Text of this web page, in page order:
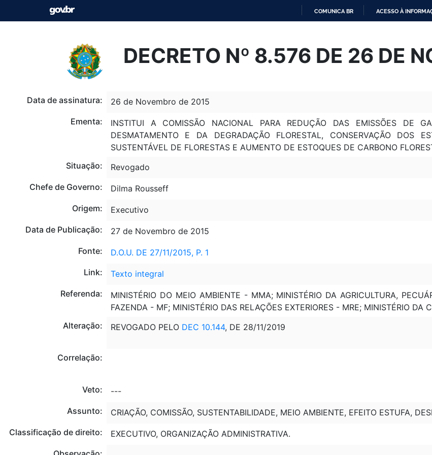
O
CONTEÚDO
COMUNICA BR ACESSO À
DECRETO Nº 8.576 DE 26 DE
Data de assinatura:
26 de Novembro de 2015
Ementa:
INSTITUI A COMISSÃO NACIONAL PARA REDUÇÃO DAS EMISSÕES DE
DESMATAMENTO E DA DEGRADAÇÃO FLORESTAL, CONSERVAÇÃO DOS
SUSTENTÁVEL DE FLORESTAS E AUMENTO DE ESTOQUES DE CARBONO
Situação:
Revogado
Chefe de Governo:
Dilma Rousseff
Origem:
Executivo
Data de Publicação:
27 de Novembro de 2015
Fonte:
D.O.U. DE 27/11/2015, P. 1
Link:
Texto integral
Referenda:
MINISTÉRIO DO MEIO AMBIENTE - MMA; MINISTÉRIO DA AGRICULTURA,
FAZENDA - MF; MINISTÉRIO DAS RELAÇÕES EXTERIORES - MRE; MINISTÉRIO DA
Alteração:
REVOGADO PELO DEC 10.144, DE 28/11/2019
Correlação:
Veto:
---
Assunto:
CRIAÇÃO, COMISSÃO, SUSTENTABILIDADE, MEIO AMBIENTE, EFEITO ESTUFA,
Classificação de direito:
EXECUTIVO, ORGANIZAÇÃO ADMINISTRATIVA.